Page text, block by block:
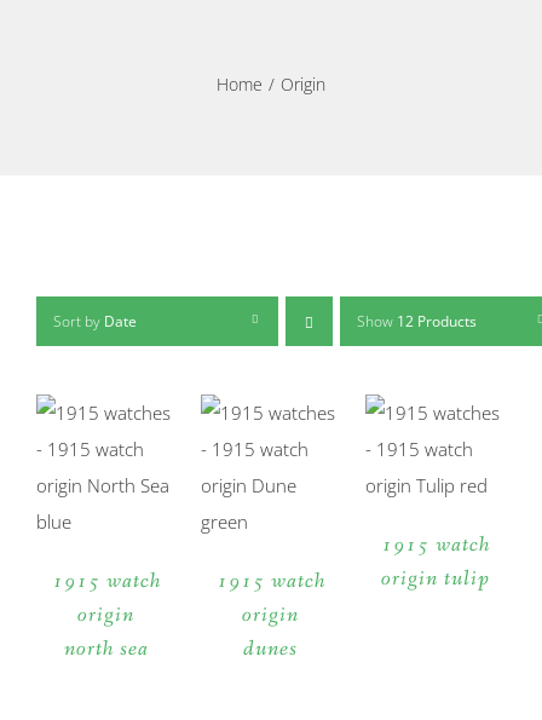
Home Origin
Sort by Date Show 12 Products
1915 watch
origin
north sea
1915 watch
origin
dunes
1915 watch
origin tulip